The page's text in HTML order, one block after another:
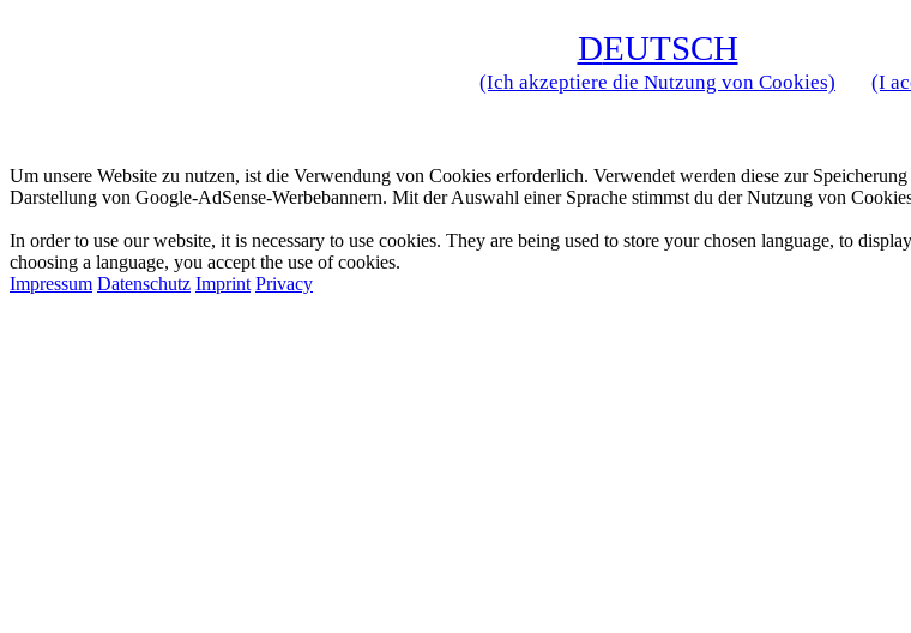
DEUTSCH
(Ich akzeptiere die Nutzung von Cookies) (I
Um unsere Website zu nutzen, ist die Verwendung von Cookies erforderlich. Verwendet werden diese zur
Darstellung von Google-AdSense-Werbebannern. Mit der Auswahl einer Sprache stimmst du der Nutzung von
In order to use our website, it is necessary to use cookies. They are being used to store your chosen language, to
choosing a language, you accept the use of cookies.
Impressum Datenschutz Imprint Privacy